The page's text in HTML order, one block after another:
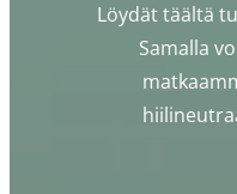
Löydät täältä
Samalla